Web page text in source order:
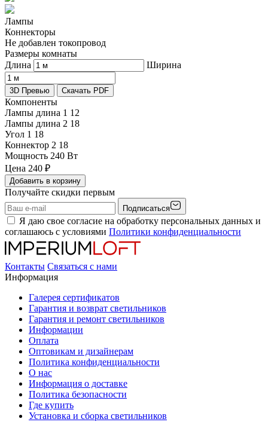
Лампы
Коннекторы
Не добавлен токопровод
Размеры комнаты
Длина
Ширина
3D Превью Скачать PDF
Компоненты
Лампы длина 1 12
Лампы длина 2 18
Угол 1 18
Коннектор 2 18
Мощность 240 Вт
Цена 240 ₽
Добавить в корзину
Получайте скидки первым
Подписаться
Я даю свое согласие на обработку персональных данных и
соглашаюсь с условиями Политики конфиденциальности
Контакты Связаться с нами
Информация
Галерея сертификатов
Гарантия и возврат светильников
Гарантия и ремонт светильников
Информации
Оплата
Оптовикам и дизайнерам
Политика конфиденциальности
О нас
Информация о доставке
Политика безопасности
Где купить
Установка и сборка светильников